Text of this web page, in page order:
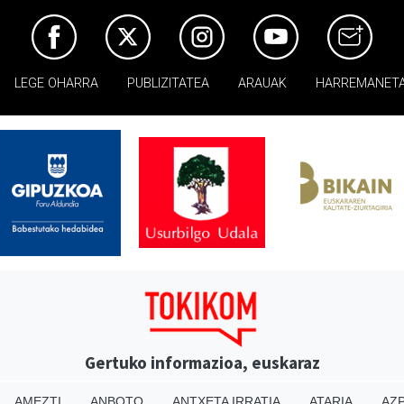
LEGE OHARRA PUBLIZITATEA ARAUAK
Gertuko informazioa, euskaraz
AMEZTI ANBOTO ANTXETA IRRATIA ATARIA